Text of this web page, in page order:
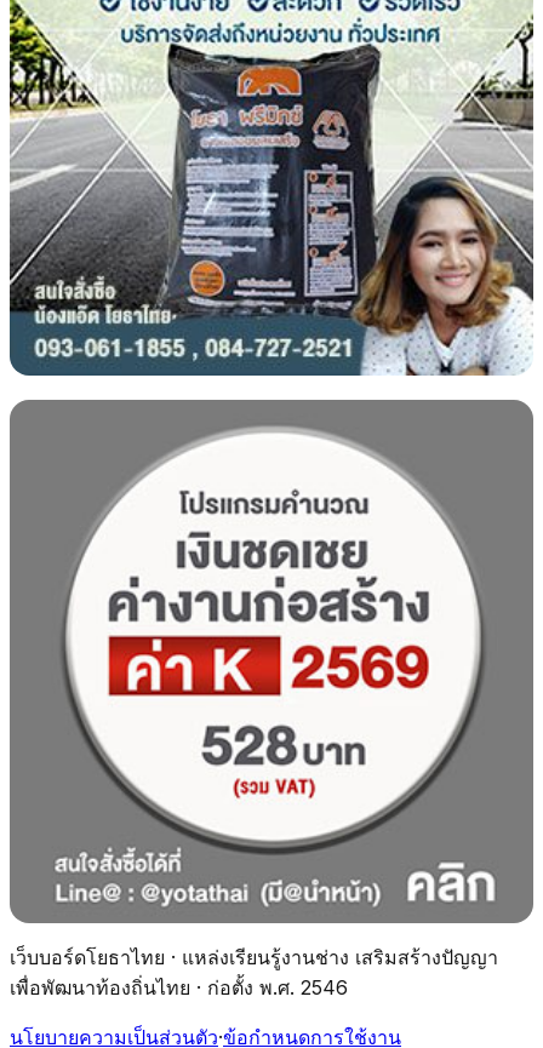
เว็บบอร์ดโยธาไทย · แหล่งเรียนรู้งานช่าง เสริมสร้างปัญญา
เพื่อพัฒนาท้องถิ่นไทย · ก่อตั้ง พ.ศ. 2546
นโยบายความเป็นส่วนตัว·ข้อกำหนดการใช้งาน